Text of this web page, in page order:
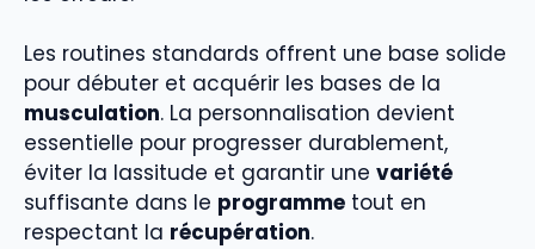
Les routines standards offrent une base solide
pour débuter et acquérir les bases de la
musculation. La personnalisation devient
essentielle pour progresser durablement,
éviter la lassitude et garantir une variété
suffisante dans le programme tout en
respectant la récupération.